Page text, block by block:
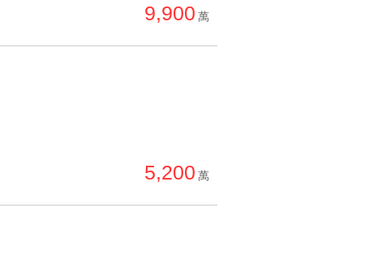
9,900 萬
5,200 萬